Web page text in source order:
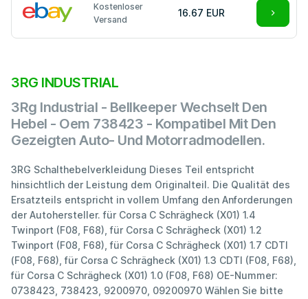
Kostenloser
Versand
16.67 EUR
3RG INDUSTRIAL
3Rg Industrial - Bellkeeper Wechselt Den
Hebel - Oem 738423 - Kompatibel Mit Den
Gezeigten Auto- Und Motorradmodellen.
3RG Schalthebelverkleidung Dieses Teil entspricht
hinsichtlich der Leistung dem Originalteil. Die Qualität des
Ersatzteils entspricht in vollem Umfang den Anforderungen
der Autohersteller. für Corsa C Schrägheck (X01) 1.4
Twinport (F08, F68), für Corsa C Schrägheck (X01) 1.2
Twinport (F08, F68), für Corsa C Schrägheck (X01) 1.7 CDTI
(F08, F68), für Corsa C Schrägheck (X01) 1.3 CDTI (F08, F68),
für Corsa C Schrägheck (X01) 1.0 (F08, F68) OE-Nummer:
0738423, 738423, 9200970, 09200970 Wählen Sie bitte